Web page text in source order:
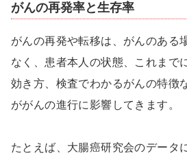
がんの再発率と生存率
がんの再発や転移は、がんのある
なく、患者本人の状態、これまで
効き方、検査でわかるがんの特徴
ががんの進行に影響してきます。
たとえば、大腸癌研究会のデータ